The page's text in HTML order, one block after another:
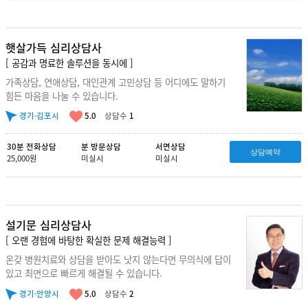
햇살가득 심리상담사
[ 공감과 명료한 솔루션을 동시에 ]
가족상담, 연애상담, 대인관계 고민상담 등 어디에도 말하기
힘든 마음을 나눌 수 있습니다.
경기·김포시 5.0 상담수 1
30분 전화상담
25,000원
분 방문상담
미실시
서면상담
미실시
상담예약
설기문 심리상담사
[ 오랜 경험에 바탕한 확실한 문제 해결능력 ]
온갖 병원치료와 상담을 받아도 낫지 않는다면 무의식에 답이
있고 최면으로 빠르게 해결될 수 있습니다.
경기·안양시 5.0 상담수 2